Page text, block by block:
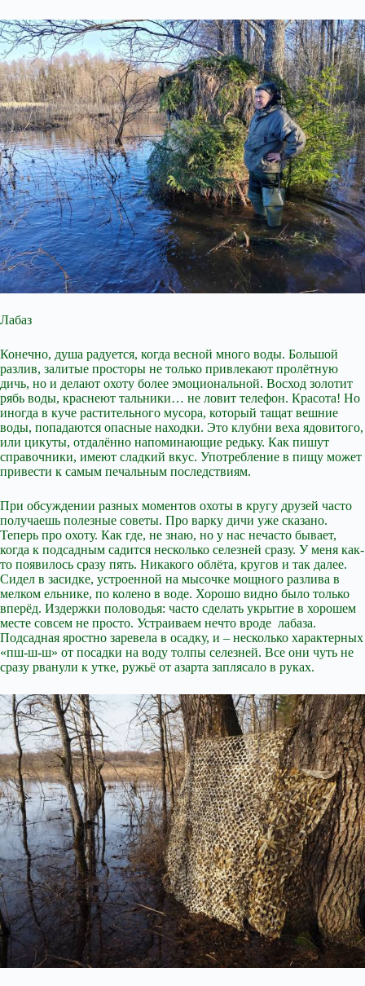
Лабаз
Конечно, душа радуется, когда весной много воды. Большой
разлив, залитые просторы не только привлекают пролётную
дичь, но и делают охоту более эмоциональной. Восход золотит
рябь воды, краснеют тальники… не ловит телефон. Красота! Но
иногда в куче растительного мусора, который тащат вешние
воды, попадаются опасные находки. Это клубни веха ядовитого,
или цикуты, отдалённо напоминающие редьку. Как пишут
справочники, имеют сладкий вкус. Употребление в пищу может
привести к самым печальным последствиям.
При обсуждении разных моментов охоты в кругу друзей часто
получаешь полезные советы. Про варку дичи уже сказано.
Теперь про охоту. Как где, не знаю, но у нас нечасто бывает,
когда к подсадным садится несколько селезней сразу. У меня как-
то появилось сразу пять. Никакого облёта, кругов и так далее.
Сидел в засидке, устроенной на мысочке мощного разлива в
мелком ельнике, по колено в воде. Хорошо видно было только
вперёд. Издержки половодья: часто сделать укрытие в хорошем
месте совсем не просто. Устраиваем нечто вроде лабаза.
Подсадная яростно заревела в осадку, и – несколько характерных
«пш-ш-ш» от посадки на воду толпы селезней. Все они чуть не
сразу рванули к утке, ружьё от азарта заплясало в руках.